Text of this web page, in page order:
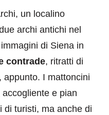
un localino
archi antichi nel
di Siena in
contrade, ritratti di
appunto. I mattoncini
accogliente e pian
di turisti, ma anche di